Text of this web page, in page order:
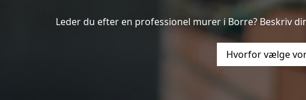
Leder du efter en professionel murer i Borre? Beskriv
Hvorfor vælge